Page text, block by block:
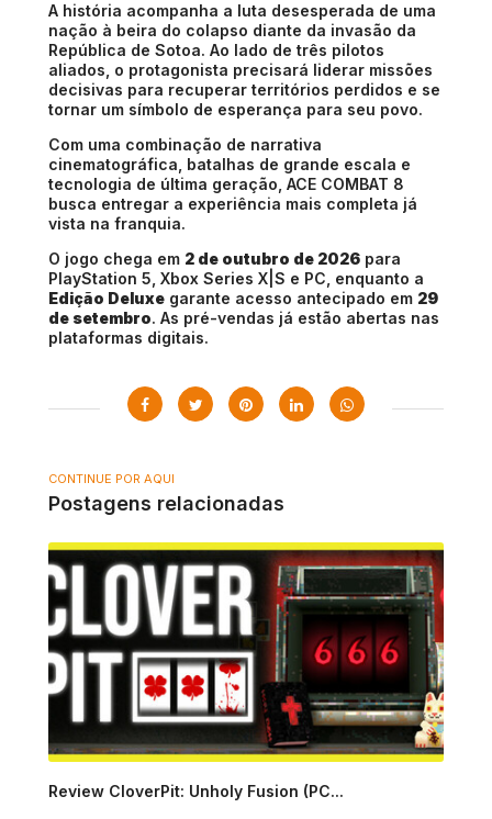
A história acompanha a luta desesperada de uma
nação à beira do colapso diante da invasão da
República de Sotoa. Ao lado de três pilotos
aliados, o protagonista precisará liderar missões
decisivas para recuperar territórios perdidos e se
tornar um símbolo de esperança para seu povo.
Com uma combinação de narrativa
cinematográfica, batalhas de grande escala e
tecnologia de última geração, ACE COMBAT 8
busca entregar a experiência mais completa já
vista na franquia.
O jogo chega em 2 de outubro de 2026 para
PlayStation 5, Xbox Series X|S e PC, enquanto a
Edição Deluxe garante acesso antecipado em 29
de setembro. As pré-vendas já estão abertas nas
plataformas digitais.
CONTINUE POR AQUI
Postagens relacionadas
Review CloverPit: Unholy Fusion (PC...